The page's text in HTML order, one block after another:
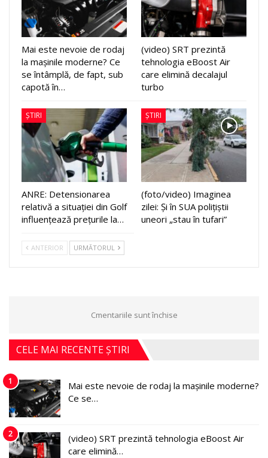
Mai este nevoie de rodaj
la mașinile moderne? Ce
se întâmplă, de fapt, sub
capotă în…
(video) SRT prezintă
tehnologia eBoost Air
care elimină decalajul
turbo
ȘTIRI
ANRE: Detensionarea
relativă a situației din Golf
influențează prețurile la…
ȘTIRI
(foto/video) Imaginea
zilei: Și în SUA polițiștii
uneori „stau în tufari”
ANTERIOR URMĂTORUL
Cmentariile sunt închise
CELE MAI RECENTE ȘTIRI
1
Mai este nevoie de rodaj la mașinile moderne?
Ce se…
2
(video) SRT prezintă tehnologia eBoost Air
care elimină…